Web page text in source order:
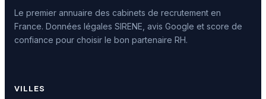
Le premier annuaire des cabinets de recrutement en
France. Données légales SIRENE, avis Google et score de
confiance pour choisir le bon partenaire RH.
VILLES